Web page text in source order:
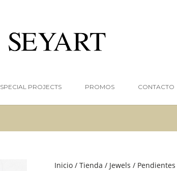
SPECIAL PROJECTS PROMOS CONTACTO
Inicio/ Tienda / Jewels / Pendientes